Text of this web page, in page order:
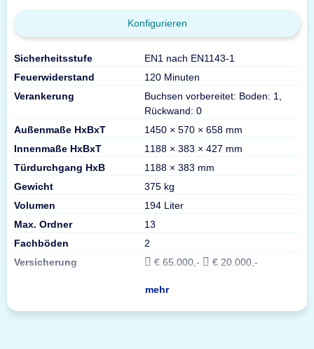
Konfigurieren
Sicherheitsstufe
EN1 nach EN1143-1
Feuerwiderstand
120 Minuten
Verankerung
Buchsen vorbereitet: Boden: 1,
Rückwand: 0
Außenmaße HxBxT
1450 × 570 × 658 mm
Innenmaße HxBxT
1188 × 383 × 427 mm
Türdurchgang HxB
1188 × 383 mm
Gewicht
375 kg
Volumen
194 Liter
Max. Ordner
13
Fachböden
2
Versicherung
€ 65.000,- € 20.000,-
mehr